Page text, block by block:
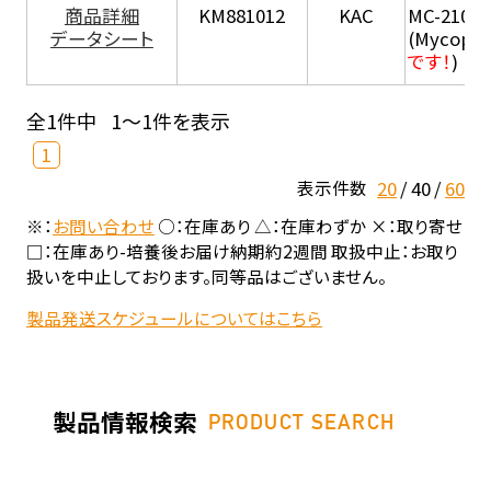
商品詳細
データシート
KM881012 KAC
MC-210 (
です！)
全1件中 1～1件を表示
1
表示件数 20 40 60
※：お問い合わせ○：在庫あり △：在庫わずか ×：取り寄せ
□：在庫あり-培養後お届け納期約2週間 取扱中止：お取り
扱いを中止しております。同等品はございません。
製品発送スケジュールについてはこちら
製品情報検索 PRODUCT SEARCH